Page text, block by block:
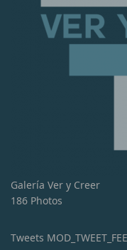
Galería Ver y Creer
186 Photos
Tweets